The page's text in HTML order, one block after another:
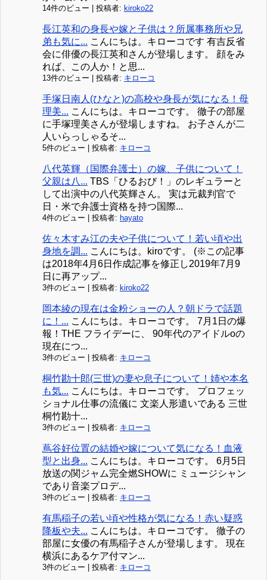
14件のビュー 投稿者: kiroko22
長江英和の身長や嫁と子供は？所属事務所や兄
弟も気に... こんにちは。キローコです 有吉反省
会に俳優の長江英和さんが登場します。 顔をみ
れば、この人か！と思...
13件のビュー 投稿者: キローコ
手塚日南人(ひなと)の高校や身長が気になる！母
理美... こんにちは。キローコです。 徹子の部屋
に手塚理美さんが登場しますね。 お子さんが二
人いらっしゃるそ...
5件のビュー 投稿者: キローコ
八代英輝（国際弁護士）の嫁、子供について！
父親は八... TBS「ひるおび！」のレギュラーと
して出演中の八代英輝さん。 実は元裁判官で
日・米で弁護士資格を持つ国際...
4件のビュー 投稿者: hayato
佐々木すみ江の夫や子供について！若い頃や出
身地を調... こんにちは。kiroです。 (※この記事
は2018年4月6日作成記事を修正し2019年7月9
日に再アップ...
3件のビュー 投稿者: kiroko22
岡本綾の現在は金粉ショーの人？朝ドラで話題
に！... こんにちは。キローコです。 7月1日の爆
報！THE フライデーに、 90年代のアイドルoの
現在につ...
3件のビュー 投稿者: キローコ
桐竹勘十郎(三世)の妻や息子について！姉や本名
も気... こんにちは。キローコです。 プロフェッ
ショナル仕事の流儀に 文楽人形遣いである 三世
桐竹勘十...
3件のビュー 投稿者: キローコ
蔦谷好位置の結婚や嫁について気になる！血液
型と出身... こんにちは。キローコです。 6月5日
放送の関ジャム完全燃SHOWに ミュージシャン
であり音楽プロデ...
3件のビュー 投稿者: キローコ
有馬稲子の若い頃や性格が気になる！赤い疑惑
降板や夫... こんにちは。キローコです。 徹子の
部屋に女優の有馬稲子さんが登場します。 現在
横浜にあるケア付マン...
3件のビュー 投稿者: キローコ